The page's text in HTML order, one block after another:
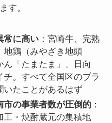
す。
常に高い：宮崎牛、完熟
地鶏（みやざき地頭
「たまたま」、日向
。すべて全国区のブラ
いたことがあるはず
市の事業者数が圧倒的：
工・焼酎蔵元の集積地